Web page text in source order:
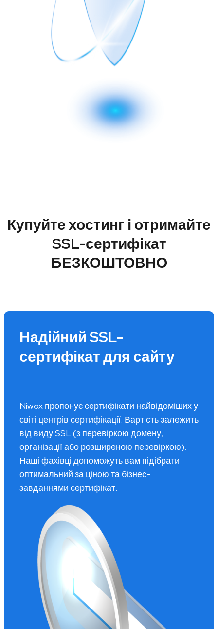
Купуйте хостинг і отримайте
SSL-сертифікат
БЕЗКОШТОВНО
Надійний SSL-
сертифікат для сайту
Niwox пропонує сертифікати найвідоміших у
світі центрів сертифікації. Вартість залежить
від виду SSL (з перевіркою домену,
організації або розширеною перевіркою).
Наші фахівці допоможуть вам підібрати
оптимальний за ціною та бізнес-
завданнями сертифікат.